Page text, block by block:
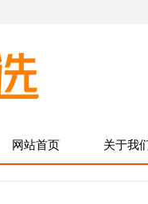
网站首页 关于我